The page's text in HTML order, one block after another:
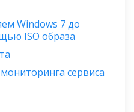
Windows 7 до
ISO образа
сервиса